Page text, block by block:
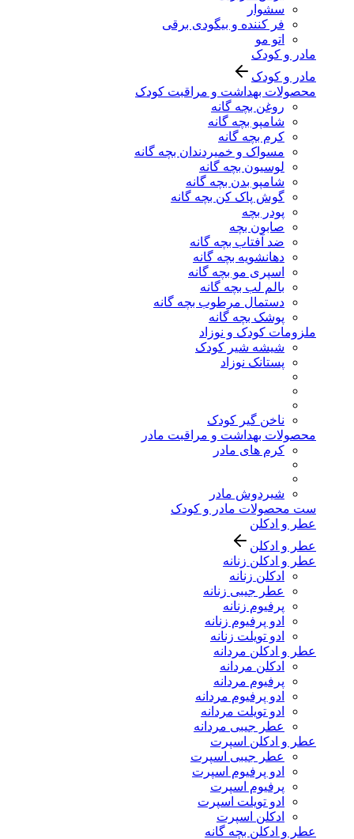
سشوار
فر کننده و بیگودی برقی
اتو مو
مادر و کودک
مادر و کودک
محصولات بهداشت و مراقبت کودک
روغن بچه گانه
شامپو بچه گانه
کرم بچه گانه
مسواک و خمیردندان بچه گانه
لوسیون بچه گانه
شامپو بدن بچه گانه
گوش پاک کن بچه گانه
پودر بچه
صابون بچه
ضد آفتاب بچه گانه
دهانشویه بچه گانه
اسپری مو بچه گانه
بالم لب بچه گانه
دستمال مرطوب بچه گانه
پوشک بچه گانه
ملزومات کودک و نوزاد
شیشه شیر کودک
پستانک نوزاد
ناخن گیر کودک
محصولات بهداشت و مراقبت مادر
کرم های مادر
شیردوش مادر
ست محصولات مادر و کودک
عطر و ادکلن
عطر و ادکلن
عطر و ادکلن زنانه
ادکلن زنانه
عطر جیبی زنانه
پرفیوم زنانه
ادو پرفیوم زنانه
ادو تویلت زنانه
عطر و ادکلن مردانه
ادکلن مردانه
پرفیوم مردانه
ادو پرفیوم مردانه
ادو تویلت مردانه
عطر جیبی مردانه
عطر و ادکلن اسپرت
عطر جیبی اسپرت
ادو پرفیوم اسپرت
پرفیوم اسپرت
ادو تویلت اسپرت
ادکلن اسپرت
عطر و ادکلن بچه گانه